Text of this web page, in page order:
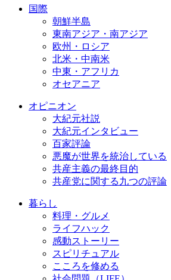
国際
朝鮮半島
東南アジア・南アジア
欧州・ロシア
北米・中南米
中東・アフリカ
オセアニア
オピニオン
大紀元社説
大紀元インタビュー
百家評論
悪魔が世界を統治している
共産主義の最終目的
共産党に関する九つの評論
暮らし
料理・グルメ
ライフハック
感動ストーリー
スピリチュアル
こころを修める